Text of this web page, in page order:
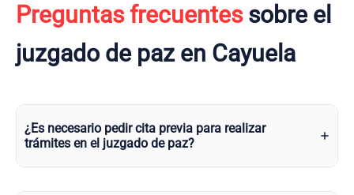
Preguntas frecuentessobre el
juzgado de paz en Cayuela
¿Es necesario pedir cita previa para realizar
trámites en el juzgado de paz?